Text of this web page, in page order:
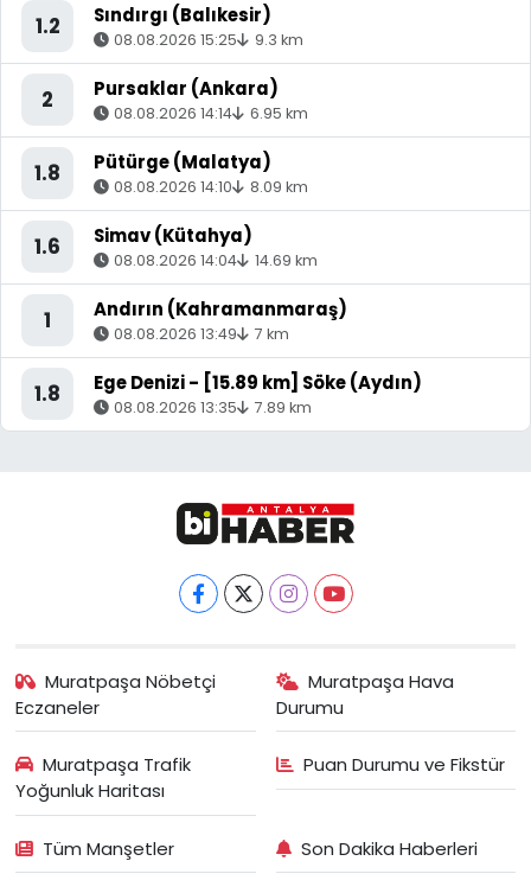
1.2 Sındırgı (Balıkesir)
08.08.2026 15:25 9.3 km
2 Pursaklar (Ankara)
08.08.2026 14:14 6.95 km
1.8 Pütürge (Malatya)
08.08.2026 14:10 8.09 km
1.6 Simav (Kütahya)
08.08.2026 14:04 14.69 km
1 Andırın (Kahramanmaraş)
08.08.2026 13:49 7 km
1.8 Ege Denizi - [15.89 km] Söke (Aydın)
08.08.2026 13:35 7.89 km
Muratpaşa Nöbetçi
Eczaneler
Muratpaşa Hava
Durumu
Muratpaşa Trafik
Yoğunluk Haritası
Puan Durumu ve Fikstür
Tüm Manşetler Son Dakika Haberleri